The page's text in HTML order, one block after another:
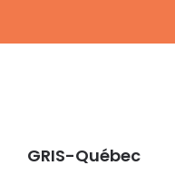
GRIS-Québec